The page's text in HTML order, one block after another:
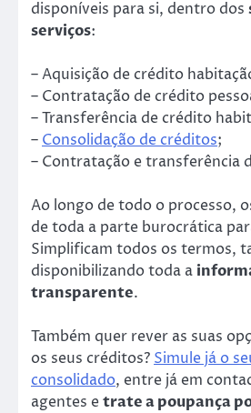
disponíveis para si, dentro dos
serviços:
– Aquisição de crédito
– Contratação de crédito
– Transferência de crédito
– Consolidação de créditos;
– Contratação e transferência
Ao longo de todo o processo,
de toda a parte burocrática
Simplificam todos os termos,
disponibilizando toda a
transparente.
Também quer rever as suas
os seus créditos? Simule já o
consolidado, entre já em
agentes etrate a poupança